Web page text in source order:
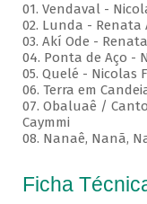
01. Vendaval -
02. Lunda - Renata
03. Akí Ode -
04. Ponta de Aço -
05. Quelé - Nicolas
06. Terra em
07. Obaluaê /
Caymmi
08. Nanaê, Nanã,
Ficha